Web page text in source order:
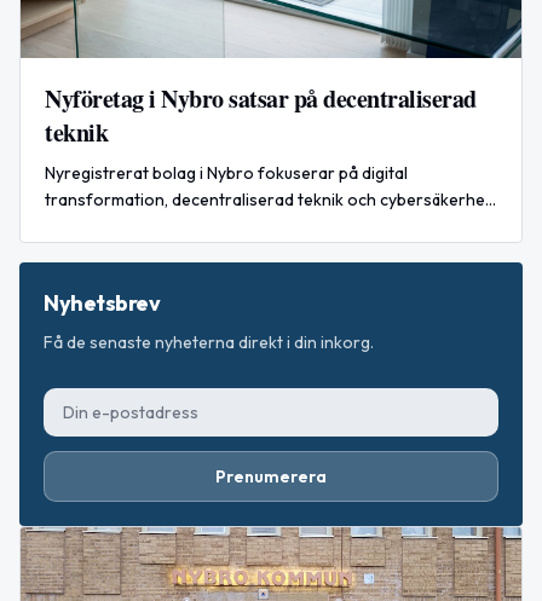
Nyföretag i Nybro satsar på decentraliserad
teknik
Nyregistrerat bolag i Nybro fokuserar på digital
transformation, decentraliserad teknik och cybersäkerhet
Nyhetsbrev
Få de senaste nyheterna direkt i din inkorg.
Prenumerera